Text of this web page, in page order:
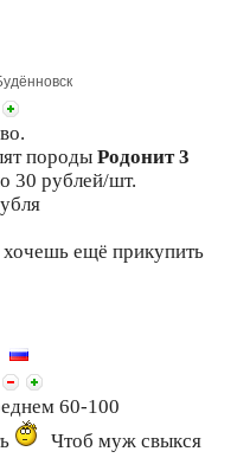
породы Родонит 3
30 рублей/шт.
хочешь ещё прикупить
60-100
Чтоб муж свыкся